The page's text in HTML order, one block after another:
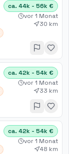
ca. 44k - 56k €
vor 1 Monat
30 km
ca. 42k - 54k €
vor 1 Monat
33 km
ca. 42k - 54k €
vor 1 Monat
48 km